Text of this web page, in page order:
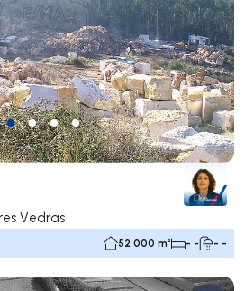
Vedras
52 000 m² - - - -